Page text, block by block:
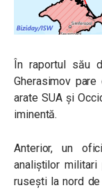
În raportul său
Gherasimov
arate SUA și
iminentă.
Anterior, un
analiștilor militari
rusești la nord